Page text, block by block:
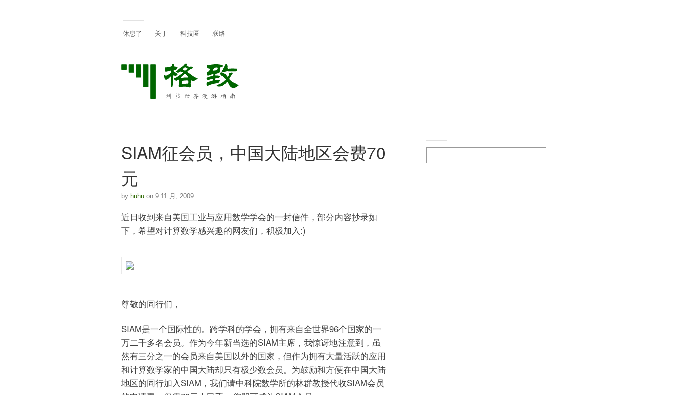
休息了 关于 科技圈 联络
SIAM征会员，中国大陆地区会费70
元
by huhuon 9 11 月, 2009
近日收到来自美国工业与应用数学学会的一封信件，部分内容抄录如
下，希望对计算数学感兴趣的网友们，积极加入:)
尊敬的同行们，
SIAM是一个国际性的。跨学科的学会，拥有来自全世界96个国家的一
万二千多名会员。作为今年新当选的SIAM主席，我惊讶地注意到，虽
然有三分之一的会员来自美国以外的国家，但作为拥有大量活跃的应用
和计算数学家的中国大陆却只有极少数会员。为鼓励和方便在中国大陆
地区的同行加入SIAM，我们请中科院数学所的林群教授代收SIAM会员